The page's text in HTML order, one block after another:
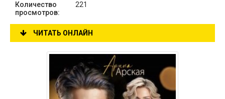
Количество
просмотров:
221
ЧИТАТЬ ОНЛАЙН